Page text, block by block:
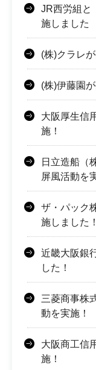
JR西労組と
施しました
(株)クラレ
(株)伊藤園
大阪厚生信
施！
日立造船（
屏風活動を
ザ・パック
施しました！
近畿大阪銀
した！
三菱商事株
動を実施！
大阪商工信
施！